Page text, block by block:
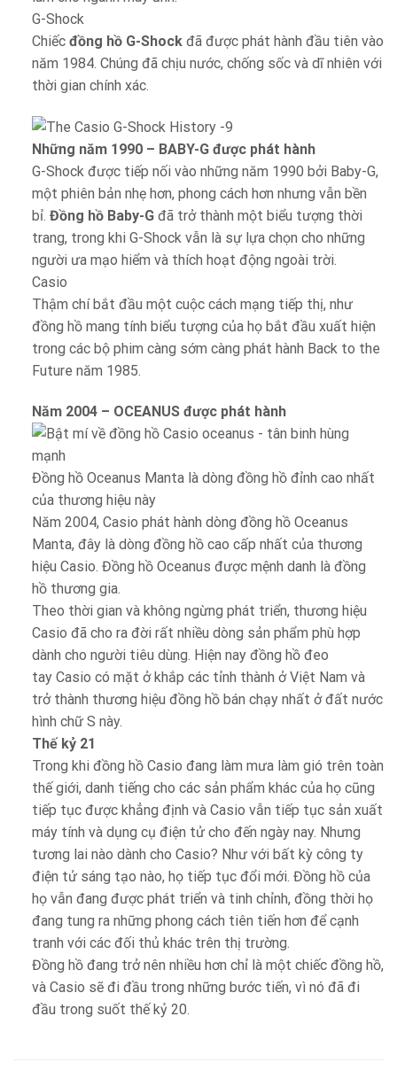
G-Shock
Chiếc đồng hồ G-Shockđã được phát hành đầu tiên vào
năm 1984. Chúng đã chịu nước, chống sốc và dĩ nhiên với
thời gian chính xác.
Những năm 1990 – BABY-G được phát hành
G-Shock được tiếp nối vào những năm 1990 bởi Baby-G,
một phiên bản nhẹ hơn, phong cách hơn nhưng vẫn bền
bỉ. Đồng hồ Baby-Gđã trở thành một biểu tượng thời
trang, trong khi G-Shock vẫn là sự lựa chọn cho những
người ưa mạo hiểm và thích hoạt động ngoài trời.
Casio
Thậm chí bắt đầu một cuộc cách mạng tiếp thị, như
đồng hồ mang tính biểu tượng của họ bắt đầu xuất hiện
trong các bộ phim càng sớm càng phát hành Back to the
Future năm 1985.
Năm 2004 – OCEANUS được phát hành
Đồng hồ Oceanus Manta là dòng đồng hồ đỉnh cao nhất
của thương hiệu này
Năm 2004, Casio phát hành dòng đồng hồ Oceanus
Manta, đây là dòng đồng hồ cao cấp nhất của thương
hiệu Casio. Đồng hồ Oceanus được mệnh danh là đồng
hồ thương gia.
Theo thời gian và không ngừng phát triển, thương hiệu
Casio đã cho ra đời rất nhiều dòng sản phẩm phù hợp
dành cho người tiêu dùng. Hiện nay đồng hồ đeo
tay Casio có mặt ở khắp các tỉnh thành ở Việt Nam và
trở thành thương hiệu đồng hồ bán chạy nhất ở đất nước
hình chữ S này.
Thế kỷ 21
Trong khi đồng hồ Casio đang làm mưa làm gió trên toàn
thế giới, danh tiếng cho các sản phẩm khác của họ cũng
tiếp tục được khẳng định và Casio vẫn tiếp tục sản xuất
máy tính và dụng cụ điện tử cho đến ngày nay. Nhưng
tương lai nào dành cho Casio? Như với bất kỳ công ty
điện tử sáng tạo nào, họ tiếp tục đổi mới. Đồng hồ của
họ vẫn đang được phát triển và tinh chỉnh, đồng thời họ
đang tung ra những phong cách tiên tiến hơn để cạnh
tranh với các đối thủ khác trên thị trường.
Đồng hồ đang trở nên nhiều hơn chỉ là một chiếc đồng hồ,
và Casio sẽ đi đầu trong những bước tiến, vì nó đã đi
đầu trong suốt thế kỷ 20.